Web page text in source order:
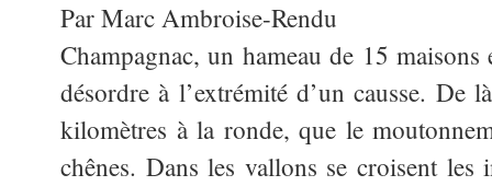
Par Marc Ambroise-Rendu
Champagnac, un hameau de 15
désordre à l’extrémité d’un causse. De
kilomètres à la ronde, que le
chênes. Dans les vallons se croisent